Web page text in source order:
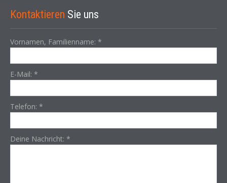
Kontaktieren Sie uns
Vornamen, Familienname: *
E-Mail: *
Telefon: *
Deine Nachricht: *